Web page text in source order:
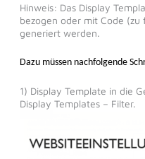
Hinweis: Das Display
bezogen oder mit Code (zu
generiert werden.
Dazu müssen nachfolgende
1) Display Template in die
Display Templates – Filter.